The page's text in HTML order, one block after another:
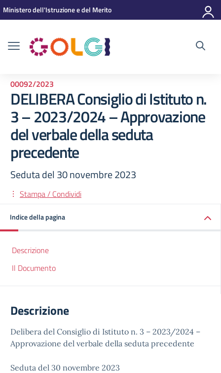
Vai ai contenuti
Vai al menu di navigazione
Vai al footer
Ministero dell'Istruzione e del Merito
00092/2023
DELIBERA Consiglio di Istituto n.
3 – 2023/2024 – Approvazione
del verbale della seduta
precedente
Seduta del 30 novembre 2023
Stampa / Condividi
Indice della pagina
Descrizione
Il Documento
Descrizione
Delibera del Consiglio di Istituto n. 3 – 2023/2024 –
Approvazione del verbale della seduta precedente
Seduta del 30 novembre 2023